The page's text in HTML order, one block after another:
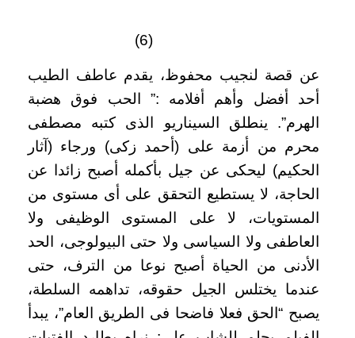
(6)
عن قصة لنجيب محفوظ، يقدم عاطف الطيب
أحد أفضل وأهم أفلامه :” الحب فوق هضبة
الهرم”. ينطلق السيناريو الذى كتبه مصطفى
محرم من أزمة على (أحمد زكى) ورجاء (آثار
الحكيم) ليحكى عن جيل بأكمله أصبح زائدا عن
الحاجة، لا يستطيع التحقق على أى مستوى من
المستويات، لا على المستوى الوظيفى ولا
العاطفى ولا السياسى ولا حتى البيولوجى، الحد
الأدنى من الحياة أصبح نوعا من الترف، حتى
عندما يختلس الجيل حقوقه، تداهمه السلطة،
يصبح “الحق فعلا فاضحا فى الطريق العام”، يبدأ